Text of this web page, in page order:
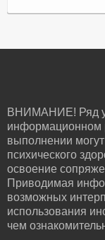
ВНИМАНИЕ! Ряд
информационном
выполнении
психического
освоение
Приводимая
возможных
использования
чем